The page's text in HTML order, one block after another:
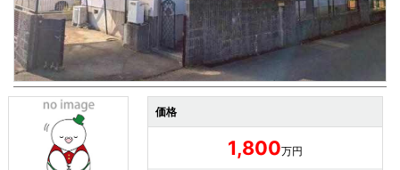
価格
1,800万円